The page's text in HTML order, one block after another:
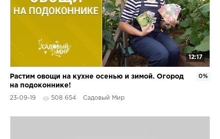
12:17
Растим овощи на кухне осенью и зимой. Огород
на подоконнике!
23-09-19 508 654 Садовый Мир
0%